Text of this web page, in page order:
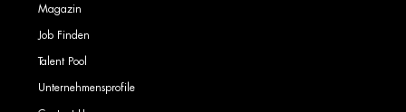
Magazin
Job Finden
Talent Pool
Unternehmensprofile